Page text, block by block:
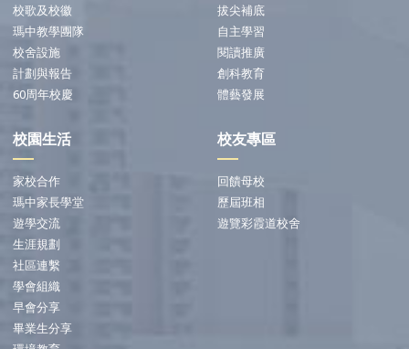
校歌及校徽
瑪中教學團隊
校舍設施
計劃與報告
60周年校慶
拔尖補底
自主學習
閱讀推廣
創科教育
體藝發展
校園生活
家校合作
瑪中家長學堂
遊學交流
生涯規劃
社區連繫
學會組織
早會分享
畢業生分享
校友專區
回饋母校
歷屆班相
遊覽彩霞道校舍